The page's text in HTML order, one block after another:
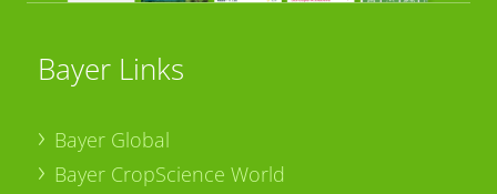
Bayer Links
Bayer Global
Bayer CropScience World